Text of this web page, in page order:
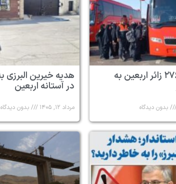
بازگشت ۲۷۶۰ زائر اربعین به
بدون دیدگاه
در آستانه اربعین
مرداد ۱۲, ۱۴۰۵ بدون دیدگاه